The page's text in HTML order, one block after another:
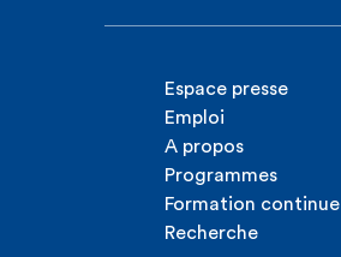
Espace presse
Emploi
A propos
Programmes
Formation continue
Recherche